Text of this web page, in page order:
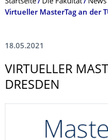
Startseite Die Fakultät
News
Virtueller MasterTag an der
18.05.2021
VIRTUELLER
DRESDEN